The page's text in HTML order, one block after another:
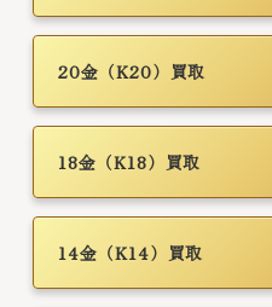
20金（K20）買取
18金（K18）買取
14金（K14）買取